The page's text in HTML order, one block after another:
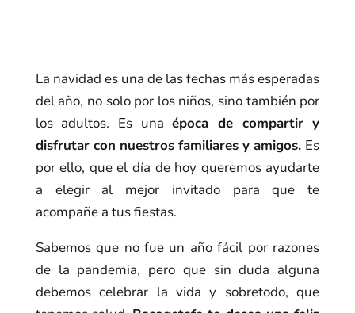
La navidad es una de las fechas más esperadas
del año, no solo por los niños, sino también por
los adultos. Es unaépoca de compartir y
disfrutar con nuestros familiares y amigos. Es
por ello, que el día de hoy queremos ayudarte
a elegir al mejor invitado para que te
acompañe a tus fiestas.
Sabemos que no fue un año fácil por razones
de la pandemia, pero que sin duda alguna
debemos celebrar la vida y sobretodo, que